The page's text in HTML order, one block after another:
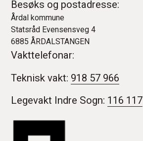
Besøks og postadresse:
Årdal kommune
Statsråd Evensensveg 4
6885 ÅRDALSTANGEN
Vakttelefonar:
Teknisk vakt: 918 57 966
Legevakt Indre Sogn: 116 117